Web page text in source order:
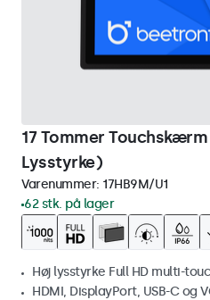
17 Tommer
Lysstyrke)
Varenummer: 17HB9M/U1
62 stk. på lager
Høj lysstyrke Full HD multi-
HDMI, DisplayPort, USB-C og